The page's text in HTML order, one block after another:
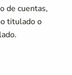
de cuentas,
titulado o